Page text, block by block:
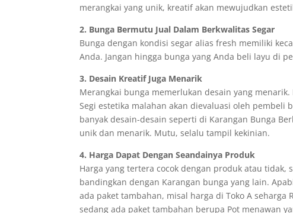
merangkai yang unik, kreatif akan mewujudkan
2. Bunga Bermutu Jual Dalam Berkwalitas Segar
Bunga dengan kondisi segar alias fresh memiliki
Anda. Jangan hingga bunga yang Anda beli layu di
3. Desain Kreatif Juga Menarik
Merangkai bunga memerlukan desain yang
Segi estetika malahan akan dievaluasi oleh pembeli
banyak desain-desain seperti di Karangan Bunga
unik dan menarik. Mutu, selalu tampil kekinian.
4. Harga Dapat Dengan Seandainya Produk
Harga yang tertera cocok dengan produk atau
bandingkan dengan Karangan bunga yang lain.
ada paket tambahan, misal harga di Toko A seharga
sedang ada paket tambahan berupa Pot menawan